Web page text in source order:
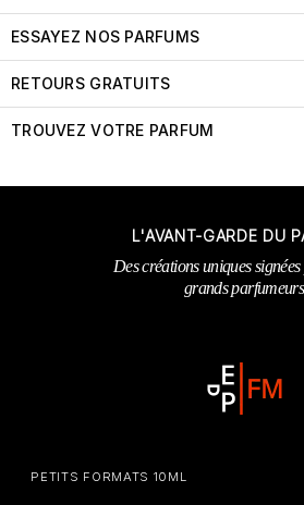
ESSAYEZ NOS PARFUMS
RETOURS GRATUITS
TROUVEZ VOTRE PARFUM
L'AVANT-GARDE DU
Des créations uniques
grands parfumeurs
PETITS FORMATS 10ML